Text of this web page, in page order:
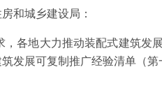
和城乡建设局：
各地大力推动装配式建筑发
展可复制推广经验清单（